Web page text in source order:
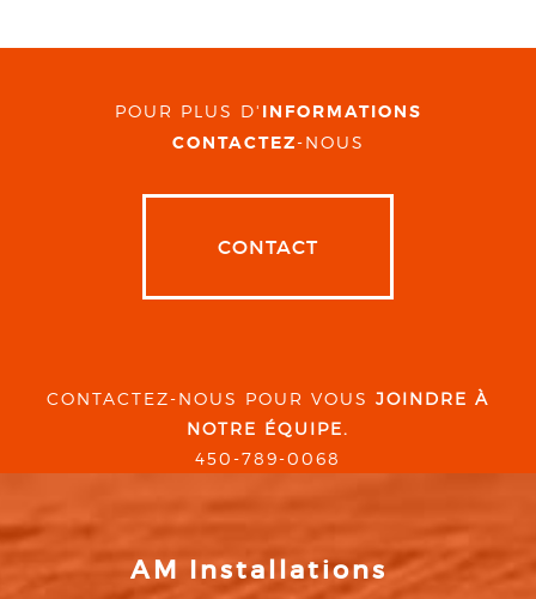
POUR PLUS D' INFORMATIONS
CONTACTEZ-NOUS
CONTACT
CONTACTEZ-NOUS POUR VOUS JOINDRE À
NOTRE ÉQUIPE.
450-789-0068
AM Installations